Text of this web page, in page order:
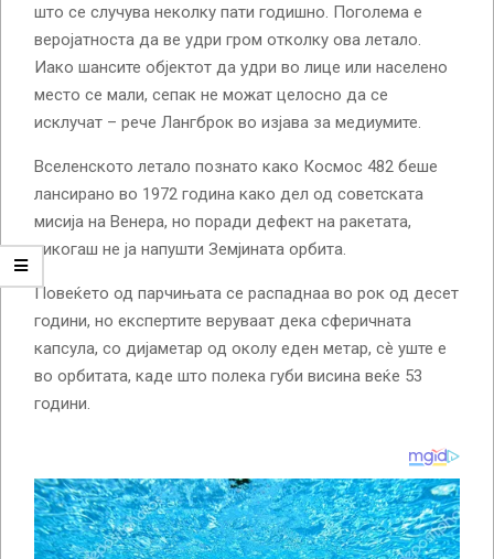
што се случува неколку пати годишно. Поголема е
веројатноста да ве удри гром отколку ова летало.
Иако шансите објектот да удри во лице или населено
место се мали, сепак не можат целосно да се
исклучат – рече Лангброк во изјава за медиумите.
Вселенското летало познато како Космос 482 беше
лансирано во 1972 година како дел од советската
мисија на Венера, но поради дефект на ракетата,
никогаш не ја напушти Земјината орбита.
Повеќето од парчињата се распаднаа во рок од десет
години, но експертите веруваат дека сферичната
капсула, со дијаметар од околу еден метар, сè уште е
во орбитата, каде што полека губи висина веќе 53
години.